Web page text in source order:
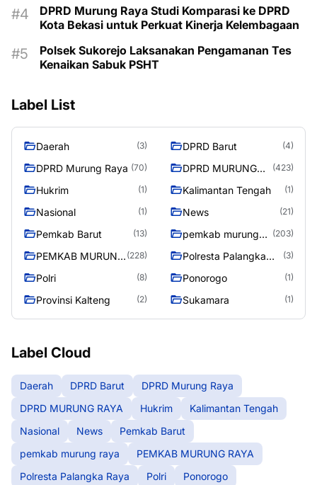
DPRD Murung Raya Studi Komparasi ke DPRD
Kota Bekasi untuk Perkuat Kinerja Kelembagaan
Polsek Sukorejo Laksanakan Pengamanan Tes
Kenaikan Sabuk PSHT
Label List
Daerah (3) DPRD Barut (4)
DPRD Murung Raya (70)
DPRD MURUNG
(423)
Hukrim (1) Kalimantan Tengah (1)
Nasional (1) News (21)
Pemkab Barut (13)
pemkab murung
(203)
PEMKAB MURUNG (228)
Polresta Palangka
(3)
Polri (8) Ponorogo (1)
Provinsi Kalteng (2) Sukamara (1)
Label Cloud
Daerah DPRD Barut
DPRD Murung Raya
DPRD MURUNG RAYA
Hukrim
Kalimantan Tengah
Nasional
News
Pemkab Barut
pemkab murung raya
PEMKAB MURUNG RAYA
Polresta Palangka Raya
Polri
Ponorogo